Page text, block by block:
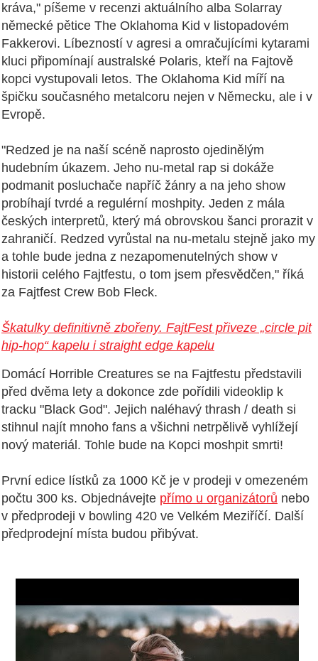
kráva," píšeme v recenzi aktuálního alba Solarray
německé pětice The Oklahoma Kid v listopadovém
Fakkerovi. Líbezností v agresi a omračujícími kytarami
kluci připomínají australské Polaris, kteří na Fajtově
kopci vystupovali letos. The Oklahoma Kid míří na
špičku současného metalcoru nejen v Německu, ale i v
Evropě.
"Redzed je na naší scéně naprosto ojedinělým
hudebním úkazem. Jeho nu-metal rap si dokáže
podmanit posluchače napříč žánry a na jeho show
probíhají tvrdé a regulérní moshpity. Jeden z mála
českých interpretů, který má obrovskou šanci prorazit v
zahraničí. Redzed vyrůstal na nu-metalu stejně jako my
a tohle bude jedna z nezapomenutelných show v
historii celého Fajtfestu, o tom jsem přesvědčen," říká
za Fajtfest Crew Bob Fleck.
Škatulky definitivně zbořeny. FajtFest přiveze „circle pit
hip-hop“ kapelu i straight edge kapelu
Domácí Horrible Creatures se na Fajtfestu představili
před dvěma lety a dokonce zde pořídili videoklip k
tracku "Black God". Jejich naléhavý thrash / death si
stihnul najít mnoho fans a všichni netrpělivě vyhlížejí
nový materiál. Tohle bude na Kopci moshpit smrti!
První edice lístků za 1000 Kč je v prodeji v omezeném
počtu 300 ks. Objednávejte přímo u organizátorů nebo
v předprodeji v bowling 420 ve Velkém Meziříčí. Další
předprodejní místa budou přibývat.